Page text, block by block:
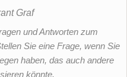
Graf
und Antworten zum
Sie eine Frage, wenn Sie
haben, das auch andere
könnte.